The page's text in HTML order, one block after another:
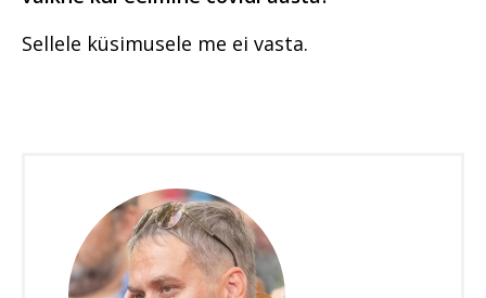
Sellele küsimusele me ei vasta.